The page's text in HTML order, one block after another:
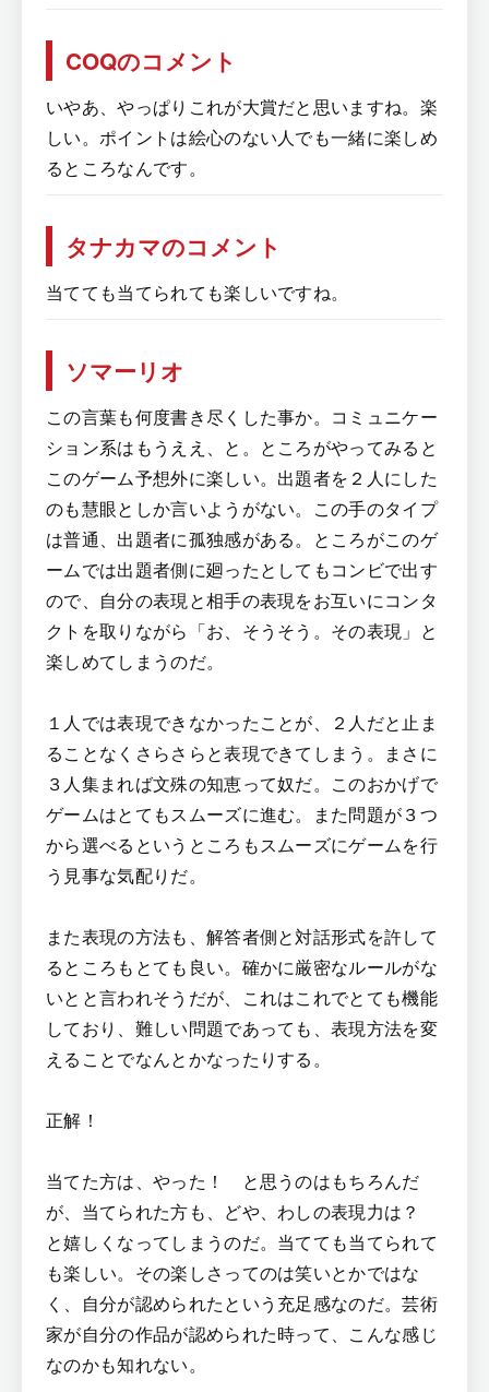
COQのコメント
いやあ、やっぱりこれが大賞だと思いますね。楽
しい。ポイントは絵心のない人でも一緒に楽しめ
るところなんです。
タナカマのコメント
当てても当てられても楽しいですね。
ソマーリオ
この言葉も何度書き尽くした事か。コミュニケー
ション系はもうええ、と。ところがやってみると
このゲーム予想外に楽しい。出題者を２人にした
のも慧眼としか言いようがない。この手のタイプ
は普通、出題者に孤独感がある。ところがこのゲ
ームでは出題者側に廻ったとしてもコンビで出す
ので、自分の表現と相手の表現をお互いにコンタ
クトを取りながら「お、そうそう。その表現」と
楽しめてしまうのだ。
１人では表現できなかったことが、２人だと止ま
ることなくさらさらと表現できてしまう。まさに
３人集まれば文殊の知恵って奴だ。このおかげで
ゲームはとてもスムーズに進む。また問題が３つ
から選べるというところもスムーズにゲームを行
う見事な気配りだ。
また表現の方法も、解答者側と対話形式を許して
るところもとても良い。確かに厳密なルールがな
いとと言われそうだが、これはこれでとても機能
しており、難しい問題であっても、表現方法を変
えることでなんとかなったりする。
正解！
当てた方は、やった！ と思うのはもちろんだ
が、当てられた方も、どや、わしの表現力は？
と嬉しくなってしまうのだ。当てても当てられて
も楽しい。その楽しさってのは笑いとかではな
く、自分が認められたという充足感なのだ。芸術
家が自分の作品が認められた時って、こんな感じ
なのかも知れない。